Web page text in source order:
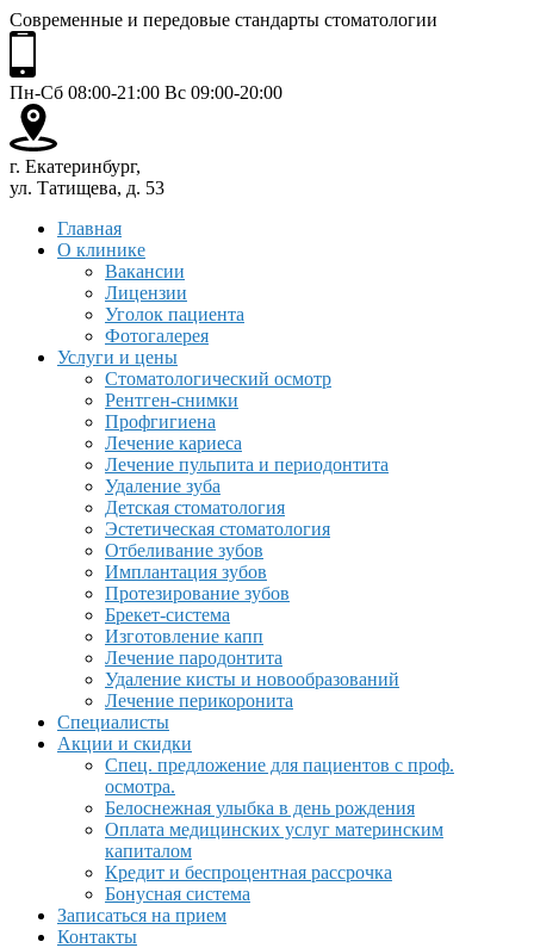
Современные и передовые стандарты стоматологии
Пн-Сб 08:00-21:00 Вс 09:00-20:00
г. Екатеринбург,
ул. Татищева, д. 53
Главная
О клинике
Вакансии
Лицензии
Уголок пациента
Фотогалерея
Услуги и цены
Стоматологический осмотр
Рентген-снимки
Профгигиена
Лечение кариеса
Лечение пульпита и периодонтита
Удаление зуба
Детская стоматология
Эстетическая стоматология
Отбеливание зубов
Имплантация зубов
Протезирование зубов
Брекет-система
Изготовление капп
Лечение пародонтита
Удаление кисты и новообразований
Лечение перикоронита
Специалисты
Акции и скидки
Спец. предложение для пациентов с проф.
осмотра.
Белоснежная улыбка в день рождения
Оплата медицинских услуг материнским
капиталом
Кредит и беспроцентная рассрочка
Бонусная система
Записаться на прием
Контакты